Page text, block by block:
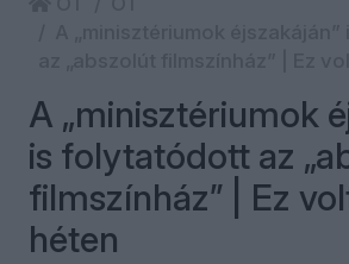
A „minisztériumok
is folytatódott az
filmszínház” | Ez
héten